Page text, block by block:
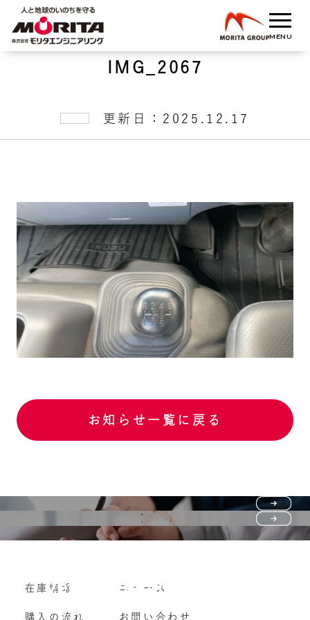
IMG_2067
更新日：2025.12.17
お知らせ一覧に戻る
購入の流れ
よくいただくご質問
Vehicle purchase
車両買い取り
在庫情報
購入の流れ
ニュース
お問い合わせ